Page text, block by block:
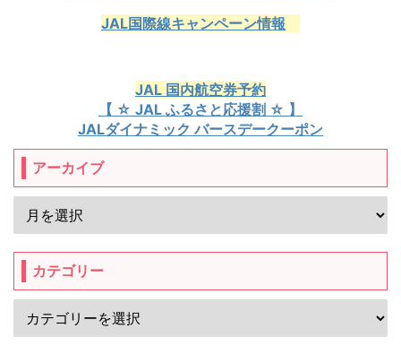
JAL国際線キャンペーン情報
JAL 国内航空券予約
【 ☆ JAL ふるさと応援割 ☆ 】
JALダイナミック バースデークーポン
アーカイブ
カテゴリー